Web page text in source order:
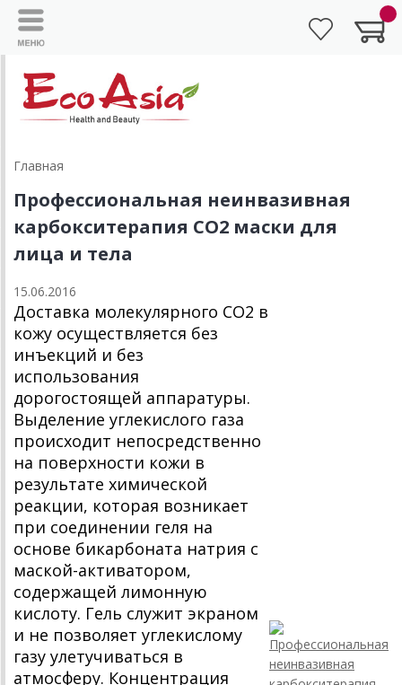
Главная
Профессиональная неинвазивная
карбокситерапия СО2 маски для
лица и тела
15.06.2016
Доставка молекулярного СО2 в
кожу осуществляется без
инъекций и без
использования
дорогостоящей аппаратуры.
Выделение углекислого газа
происходит непосредственно
на поверхности кожи в
результате химической
реакции, которая возникает
при соединении геля на
основе бикарбоната натрия с
маской-активатором,
содержащей лимонную
кислоту. Гель служит экраном
и не позволяет углекислому
газу улетучиваться в
атмосферу. Концентрация